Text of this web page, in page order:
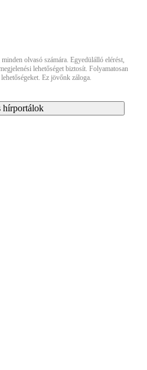
olvasó számára. Egyedülálló elérést,
lehetőséget biztosít. Folyamatosan
Ez jövőnk záloga.
hírportálok